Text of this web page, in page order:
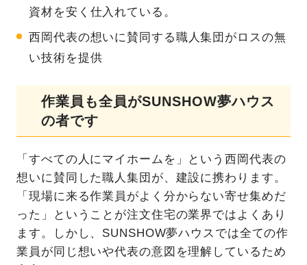
資材を安く仕入れている。
西岡代表の想いに賛同する職人集団がロスの無
い技術を提供
作業員も全員がSUNSHOW夢ハウス
の者です
「すべての人にマイホームを」という西岡代表の
想いに賛同した職人集団が、建設に携わります。
「現場に来る作業員がよく分からない寄せ集めだ
った」ということが注文住宅の業界ではよくあり
ます。しかし、SUNSHOW夢ハウスでは全ての作
業員が同じ想いや代表の意図を理解しているため